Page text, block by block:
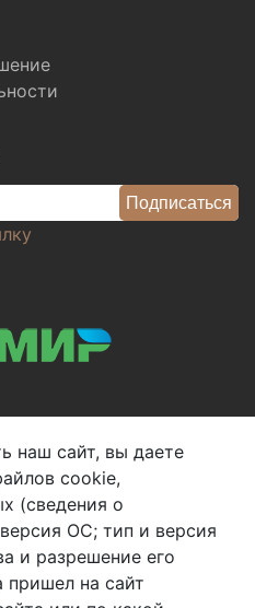
продажи
наш сайт, вы даете
cookie,
(сведения о
ОС; тип и версия
и разрешение его
пришел на сайт